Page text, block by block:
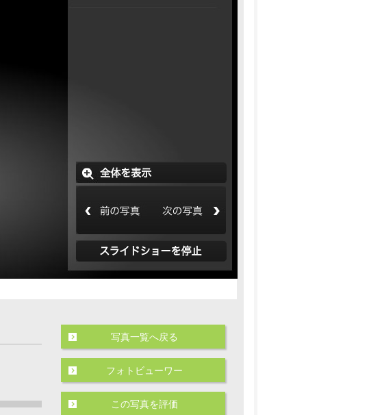
写真一覧へ戻る
フォトビューワー
この写真を評価